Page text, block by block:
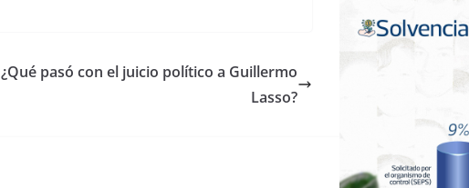
¿Qué pasó con el juicio político a Guillermo
Lasso?